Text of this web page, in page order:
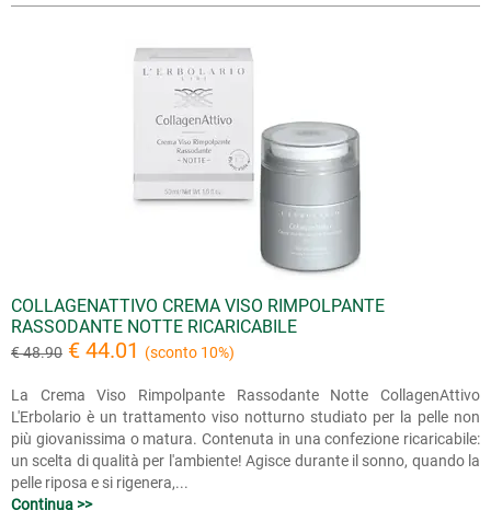
COLLAGENATTIVO CREMA VISO RIMPOLPANTE
RASSODANTE NOTTE RICARICABILE
€ 48.90 € 44.01 (sconto 10%)
La Crema Viso Rimpolpante Rassodante Notte CollagenAttivo
L'Erbolario è un trattamento viso notturno studiato per la pelle non
più giovanissima o matura. Contenuta in una confezione ricaricabile:
un scelta di qualità per l'ambiente! Agisce durante il sonno, quando la
pelle riposa e si rigenera,...
Continua >>